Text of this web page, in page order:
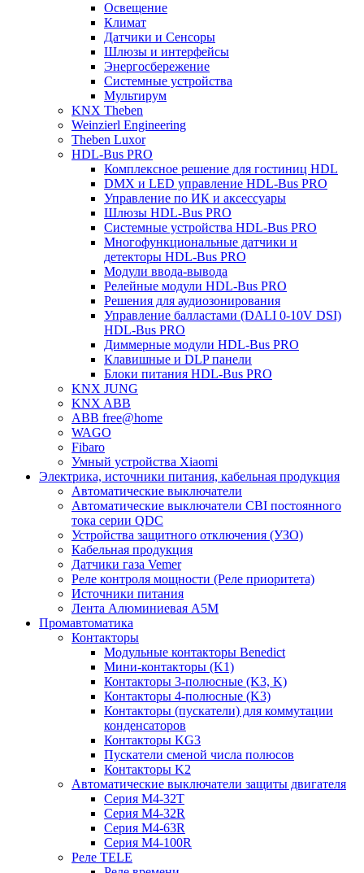
Освещение
Климат
Датчики и Сенсоры
Шлюзы и интерфейсы
Энергосбережение
Системные устройства
Мультирум
KNX Theben
Weinzierl Engineering
Theben Luxor
HDL-Bus PRO
Комплексное решение для гостиниц HDL
DMX и LED управление HDL-Bus PRO
Управление по ИК и аксессуары
Шлюзы HDL-Bus PRO
Системные устройства HDL-Bus PRO
Многофункциональные датчики и
детекторы HDL-Bus PRO
Модули ввода-вывода
Релейные модули HDL-Bus PRO
Решения для аудиозонирования
Управление балластами (DALI 0-10V DSI)
HDL-Bus PRO
Диммерные модули HDL-Bus PRO
Клавишные и DLP панели
Блоки питания HDL-Bus PRO
KNX JUNG
KNX ABB
ABB free@home
WAGO
Fibaro
Умный устройства Xiaomi
Электрика, источники питания, кабельная продукция
Автоматические выключатели
Автоматические выключатели CBI постоянного
тока серии QDC
Устройства защитного отключения (УЗО)
Кабельная продукция
Датчики газа Vemer
Реле контроля мощности (Реле приоритета)
Источники питания
Лента Алюминиевая А5М
Промавтоматика
Контакторы
Модульные контакторы Benedict
Мини-контакторы (K1)
Контакторы 3-полюсные (K3, K)
Контакторы 4-полюсные (K3)
Контакторы (пускатели) для коммутации
конденсаторов
Контакторы KG3
Пускатели сменой числа полюсов
Контакторы K2
Автоматические выключатели защиты двигателя
Серия M4-32T
Серия M4-32R
Серия M4-63R
Серия M4-100R
Реле TELE